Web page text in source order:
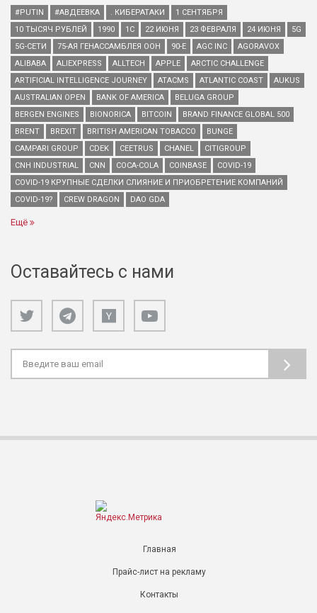
#PUTIN #АВДЕЕВКА . КИБЕРАТАКИ
1 СЕНТЯБРЯ
10 ТЫСЯЧ РУБЛЕЙ
1990 1С 22 ИЮНЯ 23 ФЕВРАЛЯ 24 ИЮНЯ
5G
5G-СЕТИ
75-АЯ ГЕНАССАМБЛЕЯ ООН 90-Е AGC INC
AGORAVOX
ALIBABA
ALIEXPRESS ALLTECH APPLE
ARCTIC CHALLENGE
ARTIFICIAL INTELLIGENCE JOURNEY
ATACMS ATLANTIC COAST
AUKUS
AUSTRALIAN OPEN
BANK OF AMERICA
BELUGA GROUP
BERGEN ENGINES
BIONORICA BITCOIN
BRAND FINANCE GLOBAL 500
BRENT
BREXIT BRITISH AMERICAN TOBACCO
BUNGE
CAMPARI GROUP
CDEK CEETRUS CHANEL
CITIGROUP
CNH INDUSTRIAL
CNN COCA-COLA COINBASE
COVID-19
COVID-19 КРУПНЫЕ СДЕЛКИ СЛИЯНИЕ И ПРИОБРЕТЕНИЕ КОМПАНИЙ
COVID-19?
CREW DRAGON DAO GDA
Ещё
Оставайтесь с нами
Главная
Прайс-лист на рекламу
Контакты